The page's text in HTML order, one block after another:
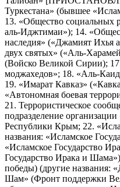
Туркестана» (бывшее
13. «Общество социальных
аль-Иджтимаи»); 14.
наследия» («Джамият Ихья
двух святых» («Аль-
(Войско Великой Сирии);
моджахедов»; 18. «Аль-
19. «Имарат Кавказ»
«Автономная боевая
21. Террористическое
подразделение
Республики Крым; 22.
названия: «Исламское
«Исламское Государство
Государство Ирака и
победы) (другие названия:
Шам» (Фронт поддержки